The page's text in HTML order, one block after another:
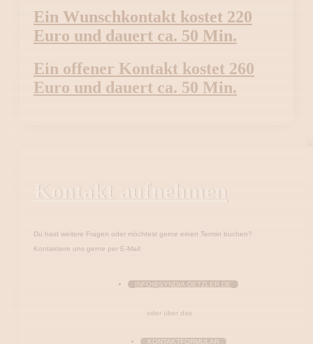
Ein Wunschkontakt kostet 220
Euro und dauert ca. 50 Min.
Ein offener Kontakt kostet 260
Euro und dauert ca. 50 Min.
Kontakt aufnehmen
Du hast weitere Fragen oder möchtest gerne einen Termin buchen?
Kontaktiere uns gerne per E-Mail:
INFO@SYNDIA-DETZLER.DE
oder über das
KONTAKTFORMULAR